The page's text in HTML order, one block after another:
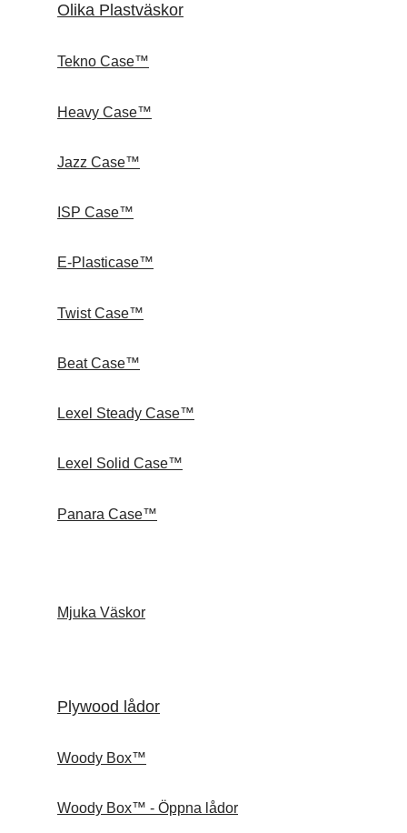
Olika Plastväskor
Tekno Case™
Heavy Case™
Jazz Case™
ISP Case™
E-Plasticase™
Twist Case™
Beat Case™
Lexel Steady Case™
Lexel Solid Case™
Panara Case™
Mjuka Väskor
Plywood lådor
Woody Box™
Woody Box™ - Öppna lådor